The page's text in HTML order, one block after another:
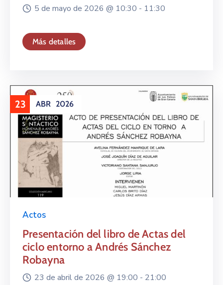
5 de mayo de 2026 @ 10:30 - 11:30
Más detalles
23 ABR 2026
Actos
Presentación del libro de Actas del
ciclo entorno a Andrés Sánchez
Robayna
23 de abril de 2026 @ 19:00 - 21:00